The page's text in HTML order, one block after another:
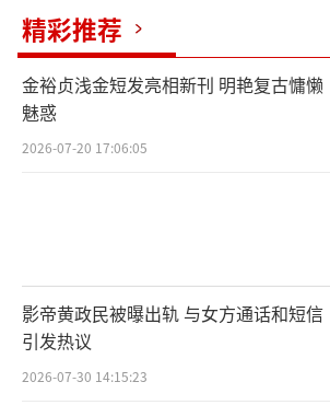
精彩推荐
金裕贞浅金短发亮相新刊 明艳复古慵懒
魅惑
2026-07-20 17:06:05
影帝黄政民被曝出轨 与女方通话和短信
引发热议
2026-07-30 14:15:23